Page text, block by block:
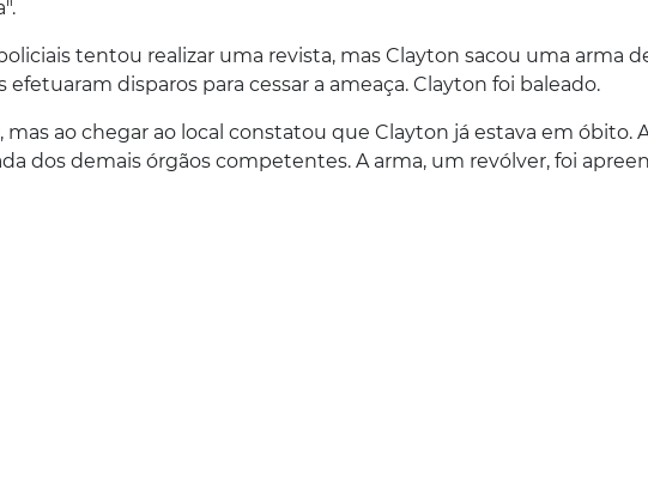
tentou realizar uma revista, mas Clayton sacou uma arma
efetuaram disparos para cessar a ameaça. Clayton foi baleado.
ao chegar ao local constatou que Clayton já estava em óbito.
dos demais órgãos competentes. A arma, um revólver, foi